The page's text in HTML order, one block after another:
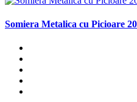
Somiera Metalica cu Picioare